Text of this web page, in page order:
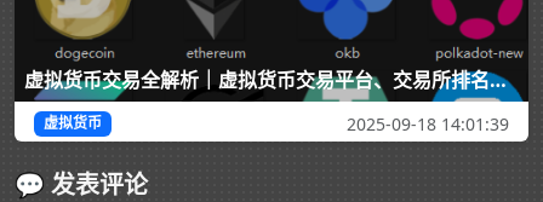
虚拟货币交易全解析｜虚拟货币交易平台、交易所排名与法律风险解读（2025）
虚拟货币 2025-09-18 14:01:39
💬 发表评论